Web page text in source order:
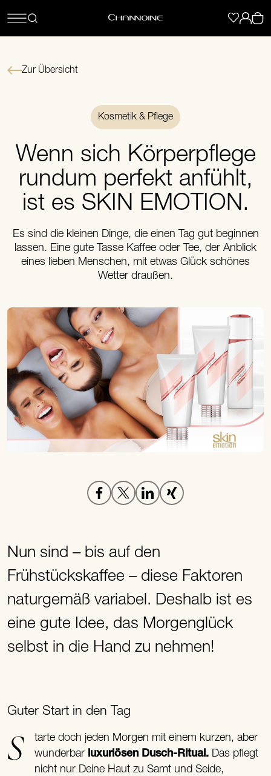
Zur Übersicht
Kosmetik & Pflege
Wenn sich Körperpflege
rundum perfekt anfühlt,
ist es SKIN EMOTION.
Es sind die kleinen Dinge, die einen Tag gut beginnen
lassen. Eine gute Tasse Kaffee oder Tee, der Anblick
eines lieben Menschen, mit etwas Glück schönes
Wetter draußen.
Nun sind – bis auf den
Frühstückskaffee – diese Faktoren
naturgemäß variabel. Deshalb ist es
eine gute Idee, das Morgenglück
selbst in die Hand zu nehmen!
Guter Start in den Tag
Starte doch jeden Morgen mit einem kurzen, aber wunderbar luxuriösen Dusch-Ritual. Das pflegt
nicht nur Deine Haut zu Samt und Seide,